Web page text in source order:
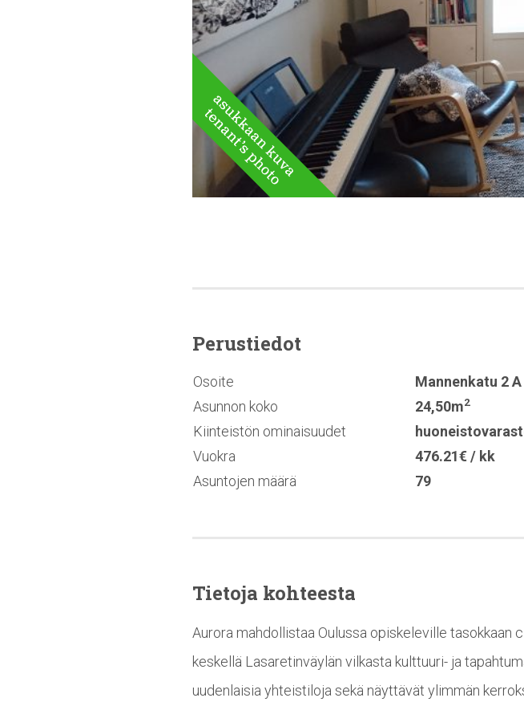
Perustiedot
Osoite
Mannenkatu 2
Asunnon koko
24,50m2
Kiinteistön ominaisuudet
Vuokra
476.21€ / kk
Asuntojen määrä
79
Tietoja kohteesta
Aurora mahdollistaa Oulussa opiskeleville tasokkaan
keskellä Lasaretinväylän vilkasta kulttuuri- ja
uudenlaisia yhteistiloja sekä näyttävät ylimmän